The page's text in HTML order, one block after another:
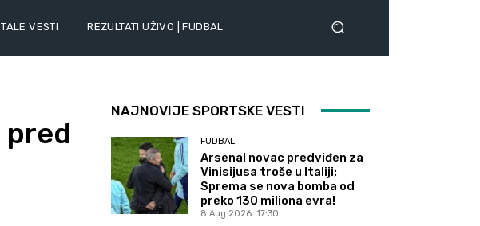
VESTI REZULTATI UŽIVO | FUDBAL
pred
NAJNOVIJE SPORTSKE VESTI
FUDBAL
Arsenal novac predviđen za
Vinisijusa troše u Italiji:
Sprema se nova bomba od
preko 130 miliona evra!
8 Aug 2026. 17:30